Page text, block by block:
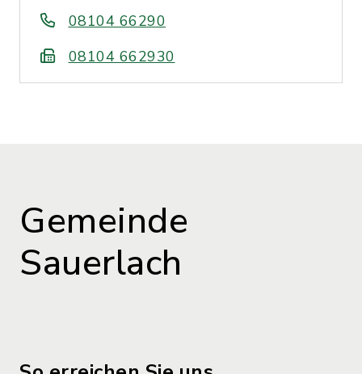
08104 66290
08104 662930
Gemeinde
Sauerlach